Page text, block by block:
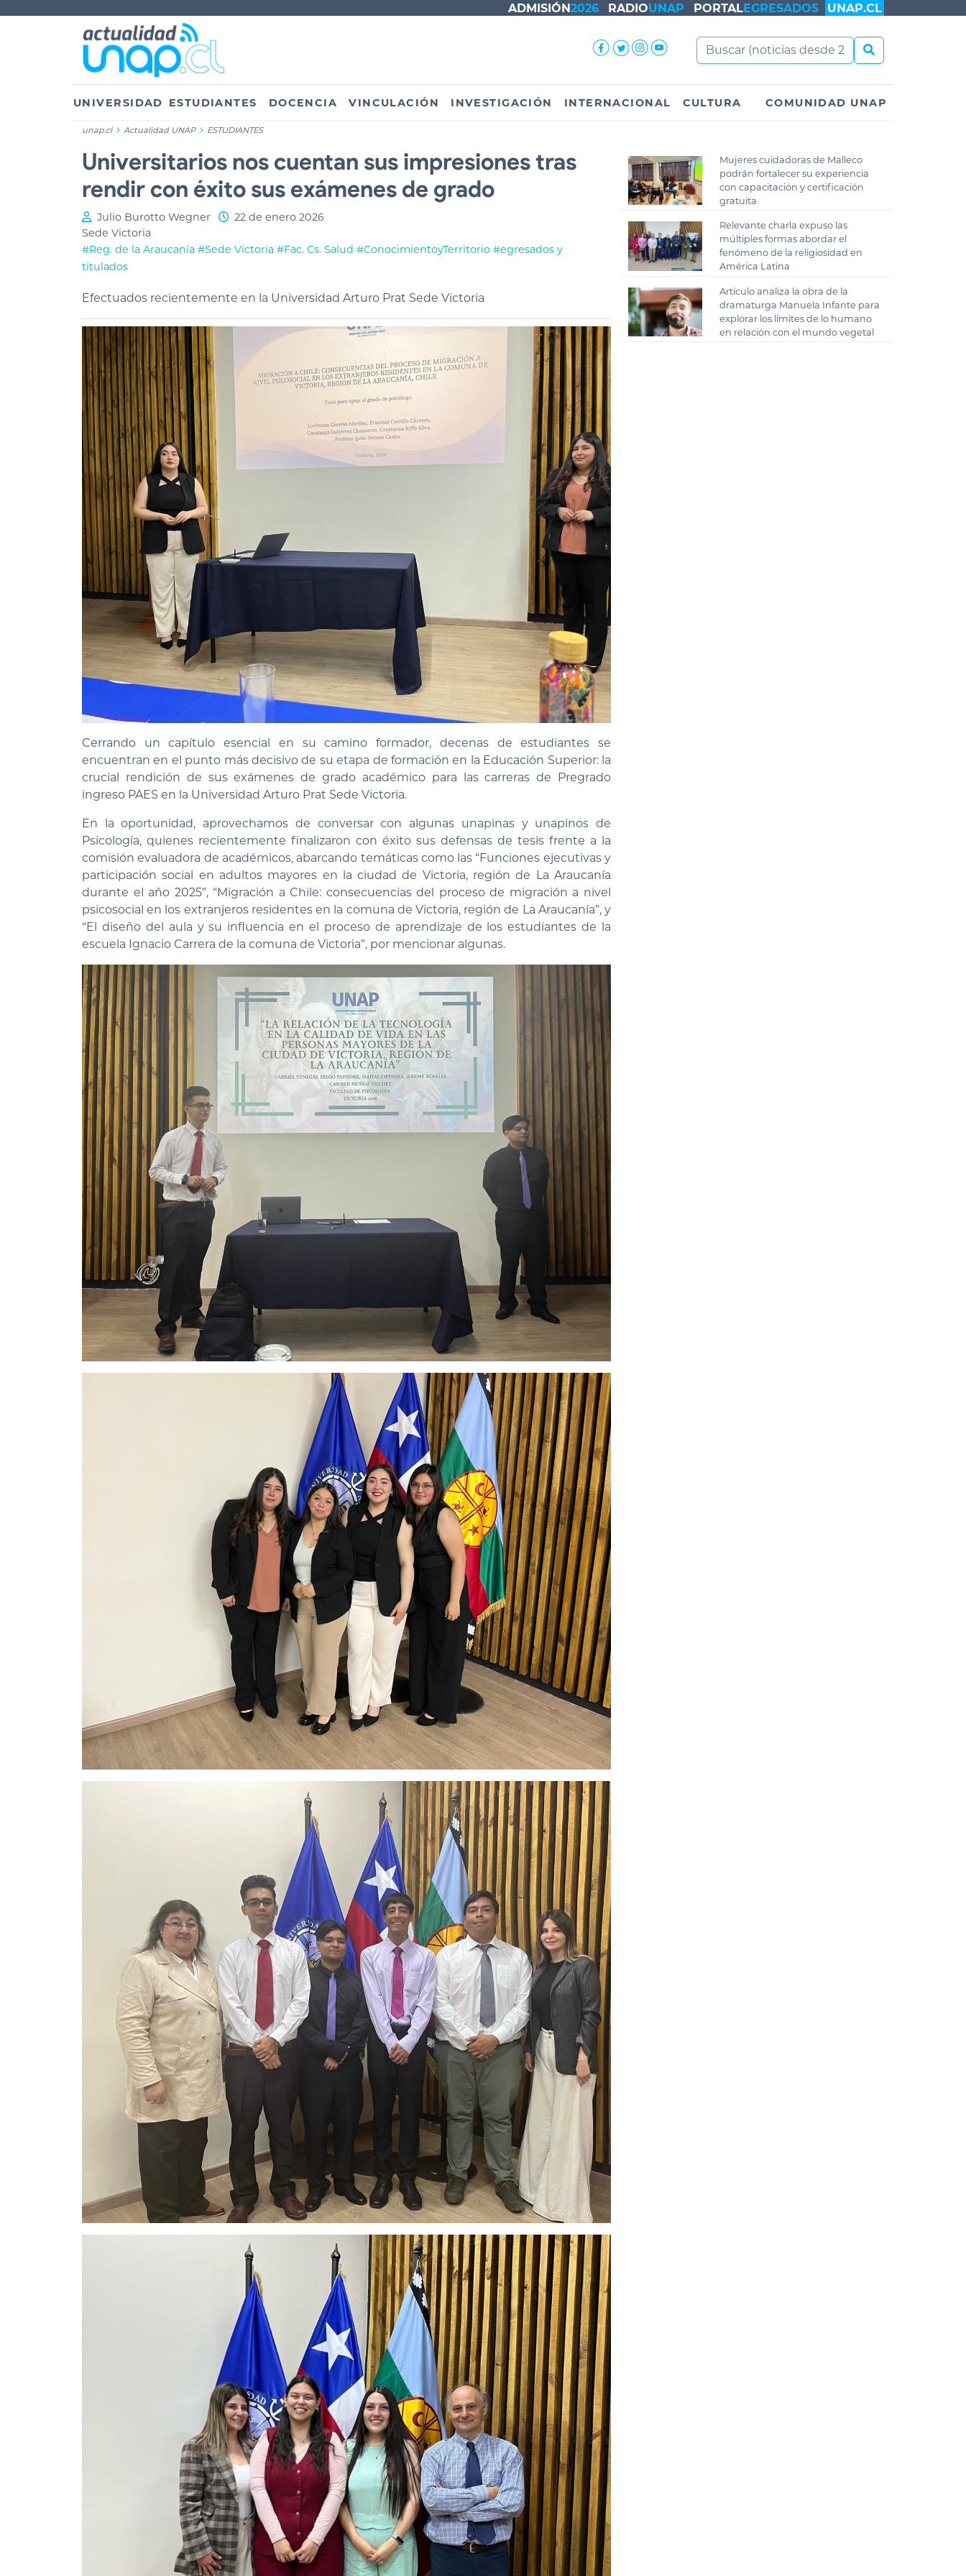
ADMISIÓN2026 RADIOUNAP PORTALEGRESADOS UNAP.CL
UNIVERSIDAD ESTUDIANTES DOCENCIA VINCULACIÓN INVESTIGACIÓN INTERNACIONAL CULTURA COMUNIDAD UNAP
unap.cl Actualidad UNAP ESTUDIANTES
Universitarios nos cuentan sus impresiones tras
rendir con éxito sus exámenes de grado
Julio Burotto Wegner
22 de enero 2026
Sede Victoria
#Reg. de la Araucanía #Sede Victoria #Fac. Cs. Salud #ConocimientoyTerritorio #egresados y
titulados
Efectuados recientemente en la Universidad Arturo Prat Sede Victoria
Cerrando un capítulo esencial en su camino formador, decenas de estudiantes se
encuentran en el punto más decisivo de su etapa de formación en la Educación Superior: la
crucial rendición de sus exámenes de grado académico para las carreras de Pregrado
ingreso PAES en la Universidad Arturo Prat Sede Victoria.
En la oportunidad, aprovechamos de conversar con algunas unapinas y unapinos de
Psicología, quienes recientemente finalizaron con éxito sus defensas de tesis frente a la
comisión evaluadora de académicos, abarcando temáticas como las “Funciones ejecutivas y
participación social en adultos mayores en la ciudad de Victoria, región de La Araucanía
durante el año 2025”, “Migración a Chile: consecuencias del proceso de migración a nivel
psicosocial en los extranjeros residentes en la comuna de Victoria, región de La Araucanía”, y
“El diseño del aula y su influencia en el proceso de aprendizaje de los estudiantes de la
escuela Ignacio Carrera de la comuna de Victoria”, por mencionar algunas.
Mujeres cuidadoras de Malleco
podrán fortalecer su experiencia
con capacitación y certificación
gratuita
Relevante charla expuso las
múltiples formas abordar el
fenómeno de la religiosidad en
América Latina
Artículo analiza la obra de la
dramaturga Manuela Infante para
explorar los límites de lo humano
en relación con el mundo vegetal